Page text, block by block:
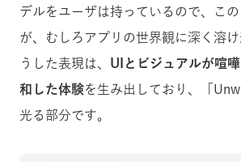
デルをユーザは持っているので、こ
が、むしろアプリの世界観に深く溶
うした表現は、 UIとビジュアルが喧
和した体験を生み出しており、「
光る部分です。